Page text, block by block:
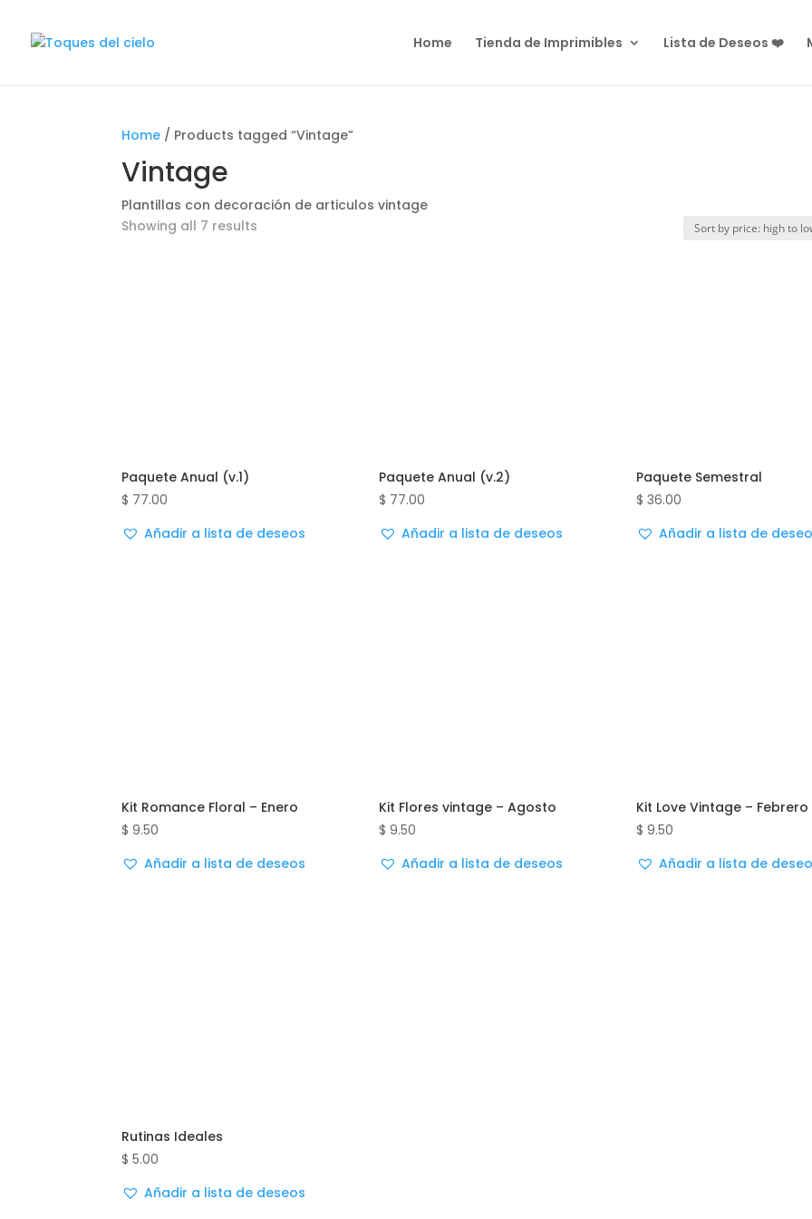
Home Tienda de Imprimibles Lista de Deseos ❤️
Home / Products tagged “Vintage”
Vintage
Plantillas con decoración de articulos vintage
Showing all 7 results
Paquete Anual (v.1)
$ 77.00
Añadir a lista de deseos
Paquete Anual (v.2)
$ 77.00
Añadir a lista de deseos
Paquete Semestral
$ 36.00
Añadir a lista de
Kit Romance Floral – Enero
$ 9.50
Añadir a lista de deseos
Kit Flores vintage – Agosto
$ 9.50
Añadir a lista de deseos
Kit Love Vintage – Febrero
$ 9.50
Añadir a lista de
Rutinas Ideales
$ 5.00
Añadir a lista de deseos